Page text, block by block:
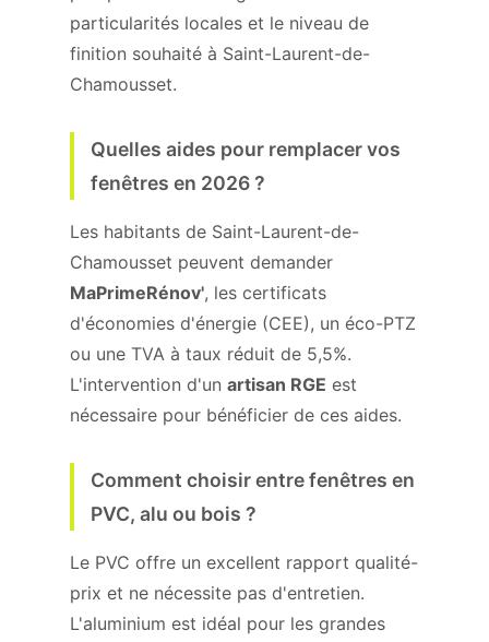
particularités locales et le niveau de
finition souhaité à Saint-Laurent-de-
Chamousset.
Quelles aides pour remplacer vos
fenêtres en 2026 ?
Les habitants de Saint-Laurent-de-
Chamousset peuvent demander
MaPrimeRénov', les certificats
d'économies d'énergie (CEE), un éco-PTZ
ou une TVA à taux réduit de 5,5%.
L'intervention d'un artisan RGE est
nécessaire pour bénéficier de ces aides.
Comment choisir entre fenêtres en
PVC, alu ou bois ?
Le PVC offre un excellent rapport qualité-
prix et ne nécessite pas d'entretien.
L'aluminium est idéal pour les grandes